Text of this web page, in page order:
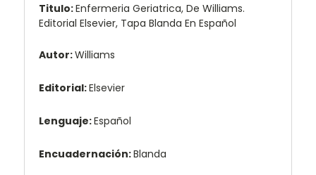
Titulo:Enfermeria Geriatrica, De Williams.
Editorial Elsevier, Tapa Blanda En Español
Autor:Williams
Editorial:Elsevier
Lenguaje:Español
Encuadernación:Blanda